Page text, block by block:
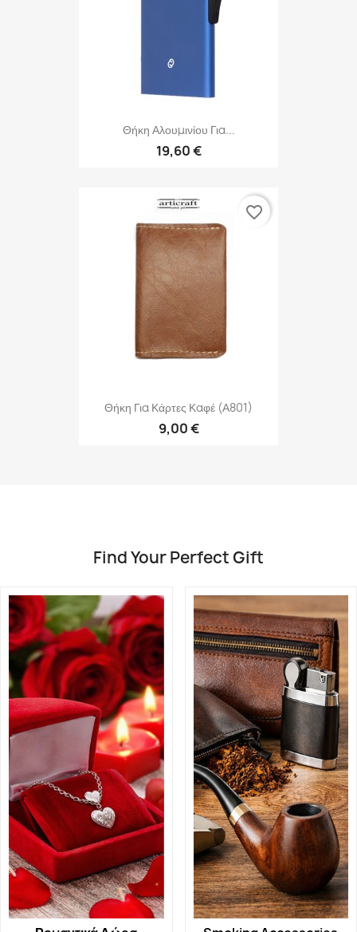
Θήκη Αλουμινίου Για...
19,60 €
Θήκη Για Κάρτες Καφέ (Α801)
9,00 €
favorite_border
Find Your Perfect Gift